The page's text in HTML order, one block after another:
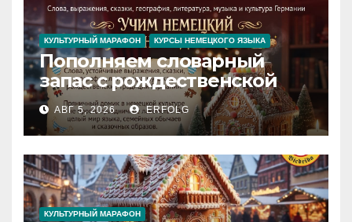
КУЛЬТУРНЫЙ МАРАФОН КУРСЫ НЕМЕЦКОГО ЯЗЫКА
Пополняем словарный
запас с рождественской
сказкой! Учим немецкий
вместе с Lebkuchenhaus
АВГ 5, 2026 ERFOLG
КУЛЬТУРНЫЙ МАРАФОН